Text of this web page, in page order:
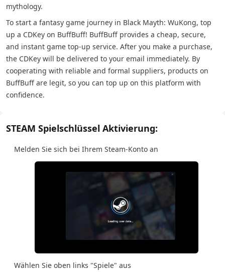
mythology.
To start a fantasy game journey in Black Mayth: WuKong, top
up a CDKey on BuffBuff! BuffBuff provides a cheap, secure,
and instant game top-up service. After you make a purchase,
the CDKey will be delivered to your email immediately. By
cooperating with reliable and formal suppliers, products on
BuffBuff are legit, so you can top up on this platform with
confidence.
STEAM Spielschlüssel Aktivierung:
Melden Sie sich bei Ihrem Steam-Konto an
Wählen Sie oben links "Spiele" aus